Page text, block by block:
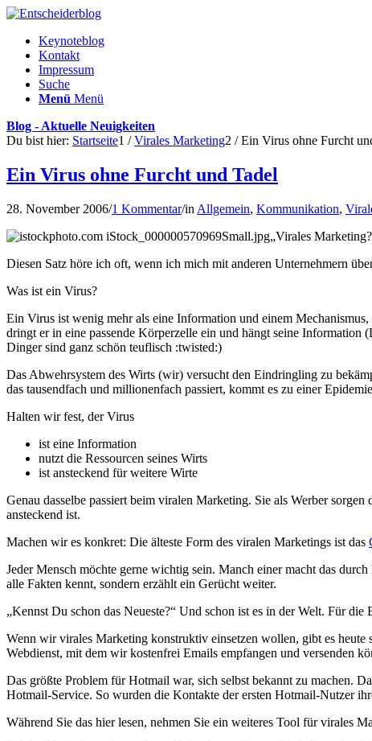
Keynoteblog
Kontakt
Impressum
Suche
Menü Menü
Blog - Aktuelle Neuigkeiten
Du bist hier: Startseite1 / Virales Marketing2 / Ein Virus ohne Furcht
Ein Virus ohne Furcht und Tadel
28. November 2006/1 Kommentar/in Allgemein, Kommunikation,
„Virales
Diesen Satz höre ich oft, wenn ich mich mit anderen Unternehmern
Was ist ein Virus?
Ein Virus ist wenig mehr als eine Information und einem
dringt er in eine passende Körperzelle ein und hängt seine
Dinger sind ganz schön teuflisch :twisted:)
Das Abwehrsystem des Wirts (wir) versucht den Eindringling zu
das tausendfach und millionenfach passiert, kommt es zu einer
Halten wir fest, der Virus
ist eine Information
nutzt die Ressourcen seines Wirts
ist ansteckend für weitere Wirte
Genau dasselbe passiert beim viralen Marketing. Sie als Werber
ansteckend ist.
Machen wir es konkret: Die älteste Form des viralen Marketings ist das
Jeder Mensch möchte gerne wichtig sein. Manch einer macht das
alle Fakten kennt, sondern erzählt ein Gerücht weiter.
„Kennst Du schon das Neueste?“ Und schon ist es in der Welt. Für
Wenn wir virales Marketing konstruktiv einsetzen wollen, gibt es
Webdienst, mit dem wir kostenfrei Emails empfangen und versenden
Das größte Problem für Hotmail war, sich selbst bekannt zu machen.
Hotmail-Service. So wurden die Kontakte der ersten Hotmail-Nutzer
Während Sie das hier lesen, nehmen Sie ein weiteres Tool für virales